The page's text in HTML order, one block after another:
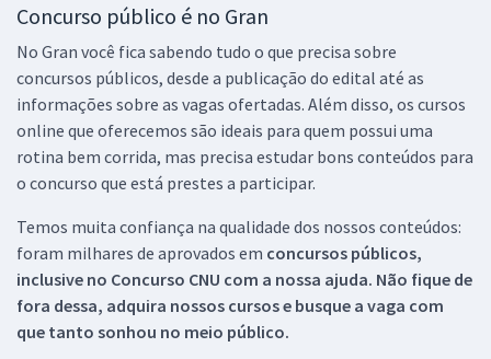
Concurso público é no Gran
No Gran você fica sabendo tudo o que precisa sobre
concursos públicos, desde a publicação do edital até as
informações sobre as vagas ofertadas. Além disso, os cursos
online que oferecemos são ideais para quem possui uma
rotina bem corrida, mas precisa estudar bons conteúdos para
o concurso que está prestes a participar.
Temos muita confiança na qualidade dos nossos conteúdos:
foram milhares de aprovados em concursos públicos,
inclusive no Concurso CNU com a nossa ajuda. Não fique de
fora dessa, adquira nossos cursos e busque a vaga com
que tanto sonhou no meio público.